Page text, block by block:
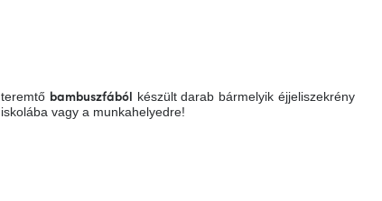
bambuszfából készült darab bármelyik éjjeliszekrény
vagy a munkahelyedre!